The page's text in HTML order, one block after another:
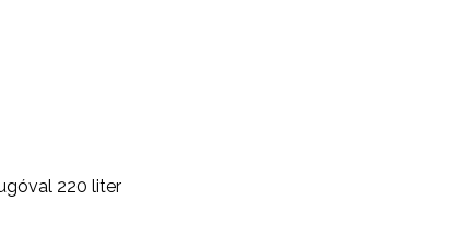
220 liter